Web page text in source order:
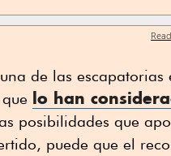
de las escapatorias
lo han
posibilidades que
puede que el